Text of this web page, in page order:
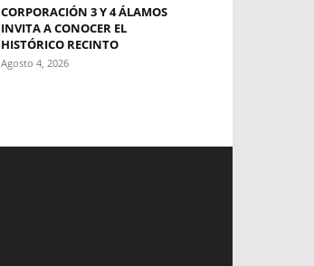
CORPORACIÓN 3 Y 4 ÁLAMOS
INVITA A CONOCER EL
HISTÓRICO RECINTO
Agosto 4, 2026